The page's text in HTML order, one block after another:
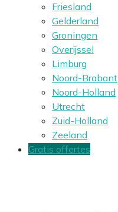
Friesland
Gelderland
Groningen
Overijssel
Limburg
Noord-Brabant
Noord-Holland
Utrecht
Zuid-Holland
Zeeland
Gratis offertes